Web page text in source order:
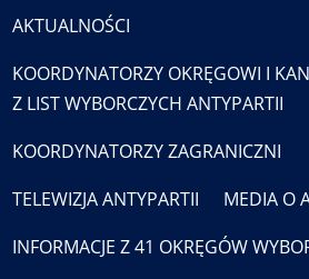
AKTUALNOŚCI
KOORDYNATORZY OKRĘGOWI I
Z LIST WYBORCZYCH ANTYPARTII
KOORDYNATORZY ZAGRANICZNI
TELEWIZJA ANTYPARTII
MEDIA O
INFORMACJE Z 41 OKRĘGÓW